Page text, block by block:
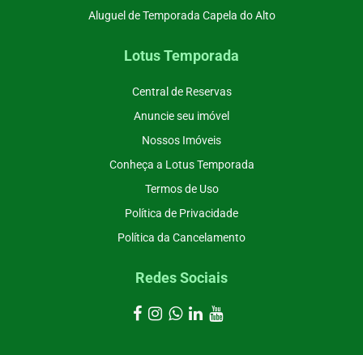
Aluguel de Temporada Capela do Alto
Lotus Temporada
Central de Reservas
Anuncie seu imóvel
Nossos Imóveis
Conheça a Lotus Temporada
Termos de Uso
Política de Privacidade
Política da Cancelamento
Redes Sociais